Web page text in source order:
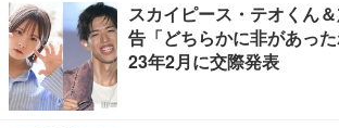
スカイピース・テオくん
告「どちらかに非があっ
23年2月に交際発表